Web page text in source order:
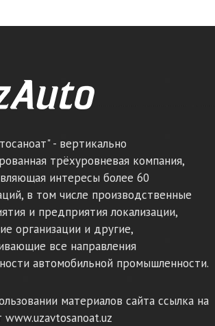
- вертикально
трёхуровневая компания,
интересы более 60
в том числе производственные
и предприятия локализации,
организации и другие,
все направления
автомобильной промышленности.
материалов сайта ссылка на
www.uzavtosanoat.uz